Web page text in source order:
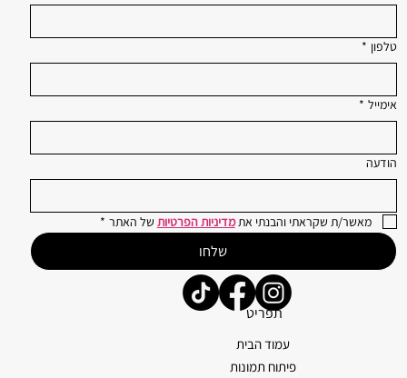
טלפון *
אימייל *
הודעה
מאשר/ת שקראתי והבנתי את מדיניות הפרטיות של האתר *
שלחו
תפריט
עמוד הבית
פיתוח תמונות